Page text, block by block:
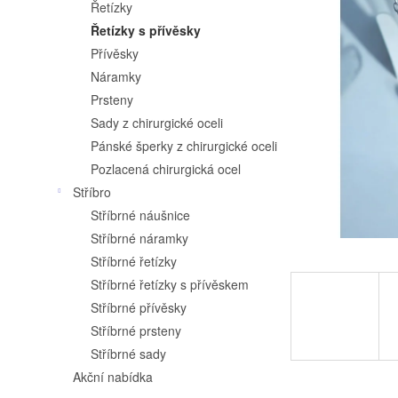
n
e
Řetízky
Řetízky s přívěsky
Přívěsky
Náramky
Prsteny
Sady z chirurgické oceli
Pánské šperky z chirurgické oceli
Pozlacená chirurgická ocel
Stříbro
Stříbrné náušnice
Stříbrné náramky
Stříbrné řetízky
Stříbrné řetízky s přívěskem
Stříbrné přívěsky
Stříbrné prsteny
Stříbrné sady
Akční nabídka
hvězdiček.